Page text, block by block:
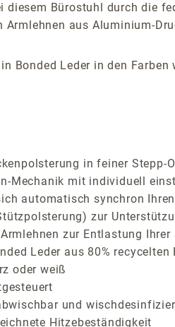
diesem Bürostuhl durch die
aus Aluminium-
Bonded Leder in den
in feiner Stepp-
Mechanik mit individuell
automatisch synchron
zur
zur Entlastung Ihrer
Leder aus 80% recycelten
oder weiß
und
Hitzebeständigkeit